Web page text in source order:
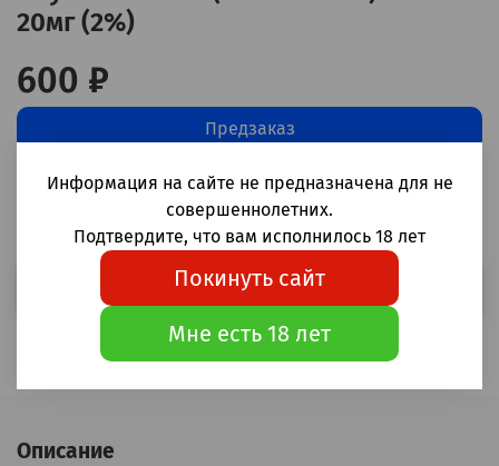
20мг (2%)
(0) Добавить в сравнение
600 ₽
Предзаказ
Описание
Информация на сайте не предназначена для не
совершеннолетних.
Подтвердите, что вам исполнилось 18 лет
Покинуть сайт
Мне есть 18 лет